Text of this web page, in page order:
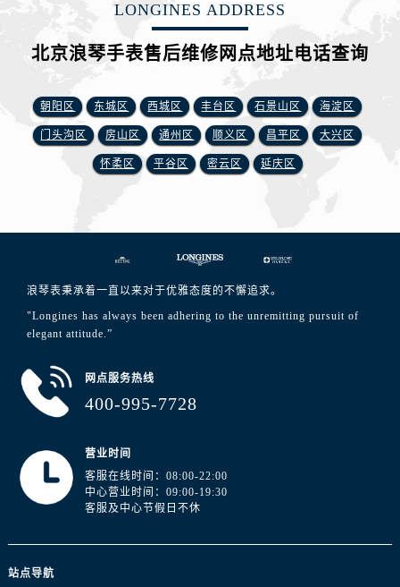
LONGINES ADDRESS
北京浪琴手表售后维修网点地址电话查询
朝阳区 东城区 西城区 丰台区 石景山区 海淀区
门头沟区 房山区 通州区 顺义区 昌平区 大兴区
怀柔区 平谷区 密云区 延庆区
浪琴表秉承着一直以来对于优雅态度的不懈追求。
"Longines has always been adhering to the unremitting pursuit of
elegant attitude.”
网点服务热线
400-995-7728
营业时间
客服在线时间：08:00-22:00
中心营业时间：09:00-19:30
客服及中心节假日不休
站点导航